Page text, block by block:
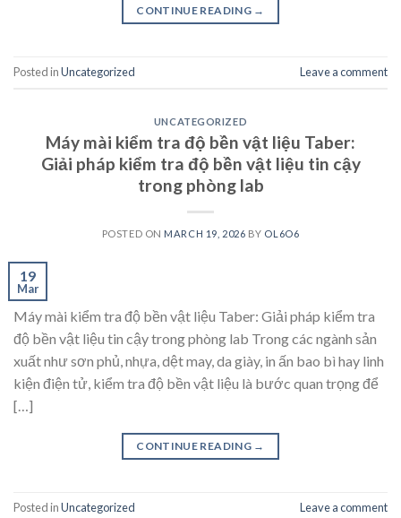
CONTINUE READING →
Posted inUncategorized Leave a comment
UNCATEGORIZED
Máy mài kiểm tra độ bền vật liệu Taber:
Giải pháp kiểm tra độ bền vật liệu tin cậy
trong phòng lab
POSTED ON MARCH 19, 2026 BY OL6O6
19
Mar
Máy mài kiểm tra độ bền vật liệu Taber: Giải pháp kiểm tra
độ bền vật liệu tin cậy trong phòng lab Trong các ngành sản
xuất như sơn phủ, nhựa, dệt may, da giày, in ấn bao bì hay linh
kiện điện tử, kiểm tra độ bền vật liệu là bước quan trọng để
[…]
CONTINUE READING →
Posted inUncategorized Leave a comment